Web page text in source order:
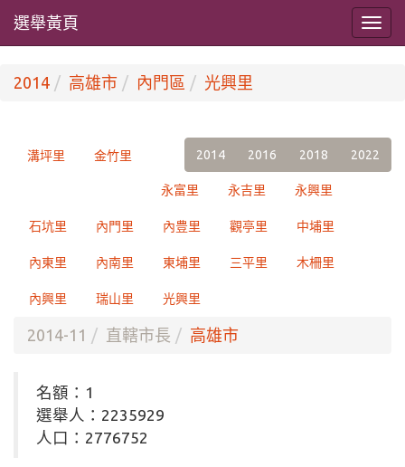
選舉黃頁
2014 高雄市 內門區 光興里
2014 2016 2018 2022
溝坪里 金竹里
永富里 永吉里 永興里
石坑里 內門里 內豊里 觀亭里 中埔里
內東里 內南里 東埔里 三平里 木柵里
內興里 瑞山里 光興里
2014-11 直轄市長 高雄市
名額：1
選舉人：2235929
人口：2776752